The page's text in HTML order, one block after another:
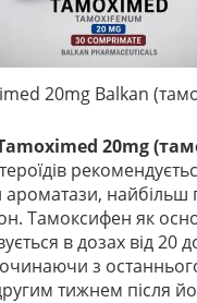
20mg Balkan
20mg
ароматази,
Тамоксифен як
в дозах від 20
з
тижнем після